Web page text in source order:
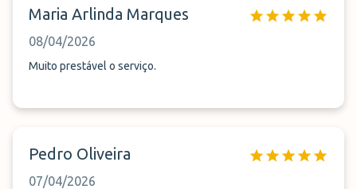
Maria Arlinda Marques
08/04/2026
Muito prestável o serviço.
Pedro Oliveira
07/04/2026